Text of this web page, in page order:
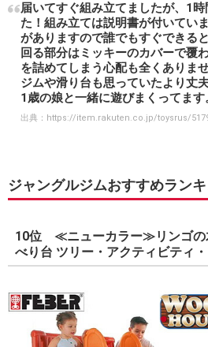
届いてすぐ組み立てましたが、1
た！組み立ては説明書が付いてい
がありますので誰でもすぐできる
回る部分はミッキーのカバーで覆
を詰めてしまう心配も全くありま
ジムや滑り台も思っていたより丈
1歳の娘と一緒に遊びまくってます
出典： https://item.rakuten.co.jp/toysrus/
ジャングルジムおすすめラン
10位 ≪ニューカラー≫リンゴの
べり台 ツリー・アクティビティ